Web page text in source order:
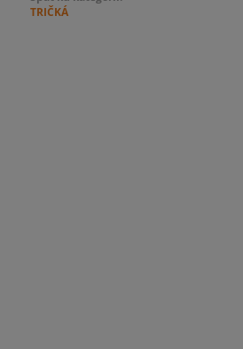
TRIČKÁ